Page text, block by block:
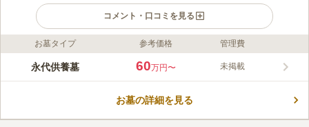
コメント・口コミを見る
ライフドット編集部のコメント
筑西市にある日英寺の永代供養墓「久遠」は、人とペットが共に
にも対応しており、将来のお墓について今から安心して準備でき
お墓タイプ 参考価格 管理費
永代供養墓 60万円〜 未掲載
お墓の詳細を見る